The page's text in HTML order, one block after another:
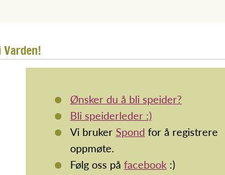
Ønsker du å bli speider?
Bli speiderleder :)
Vi bruker Spond for å registrere
oppmøte.
Følg oss på facebook :)